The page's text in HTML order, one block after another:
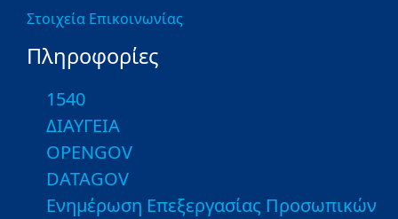
Στοιχεία Επικοινωνίας
Πληροφορίες
1540
ΔΙΑΥΓΕΙΑ
OPENGOV
DATAGOV
Ενημέρωση Επεξεργασίας Προσωπικών